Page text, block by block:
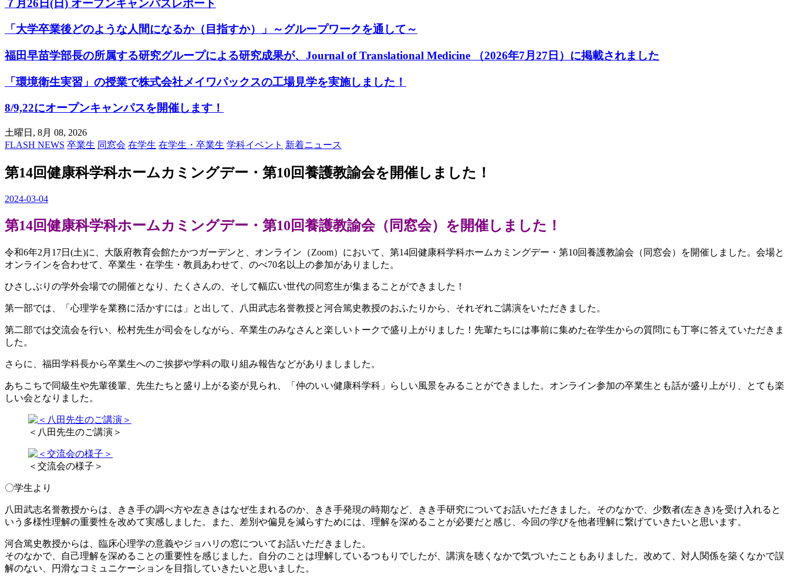
７月26日(日) オープンキャンパスレポート
「大学卒業後どのような人間になるか（目指すか）」～グループワークを通して～
福田早苗学部長の所属する研究グループによる研究成果が、Journal of Translational Medicine （2026年7月27日）に掲載されました
「環境衛生実習」の授業で株式会社メイワパックスの工場見学を実施しました！
8/9,22にオープンキャンパスを開催します！
土曜日, 8月 08, 2026
FLASH NEWS 卒業生 同窓会 在学生 在学生・卒業生 学科イベント 新着ニュース
第14回健康科学科ホームカミングデー・第10回養護教諭会を開催しました！
2024-03-04
第14回健康科学科ホームカミングデー・第10回養護教諭会（同窓会）を開催しました！
令和6年2月17日(土)に、大阪府教育会館たかつガーデンと、オンライン（Zoom）において、第14回健康科学科ホームカミングデー・第10回養護教諭会（同窓会）を開催しました。会場と
オンラインを合わせて、卒業生・在学生・教員あわせて、のべ70名以上の参加がありました。
ひさしぶりの学外会場での開催となり、たくさんの、そして幅広い世代の同窓生が集まることができました！
第一部では、「心理学を業務に活かすには」と出して、八田武志名誉教授と河合篤史教授のおふたりから、それぞれご講演をいただきました。
第二部では交流会を行い、松村先生が司会をしながら、卒業生のみなさんと楽しいトークで盛り上がりました！先輩たちには事前に集めた在学生からの質問にも丁寧に答えていただきま
した。
さらに、福田学科長から卒業生へのご挨拶や学科の取り組み報告などがありましました。
あちこちで同級生や先輩後輩、先生たちと盛り上がる姿が見られ、「仲のいい健康科学科」らしい風景をみることができました。オンライン参加の卒業生とも話が盛り上がり、とても楽
しい会となりました。
＜八田先生のご講演＞
＜交流会の様子＞
〇学生より
八田武志名誉教授からは、きき手の調べ方や左ききはなぜ生まれるのか、きき手発現の時期など、きき手研究についてお話いただきました。そのなかで、少数者(左きき)を受け入れると
いう多様性理解の重要性を改めて実感しました。また、差別や偏見を減らすためには、理解を深めることが必要だと感じ、今回の学びを他者理解に繋げていきたいと思います。
河合篤史教授からは、臨床心理学の意義やジョハリの窓についてお話いただきました。
そのなかで、自己理解を深めることの重要性を感じました。自分のことは理解しているつもりでしたが、講演を聴くなかで気づいたこともありました。改めて、対人関係を築くなかで誤
解のない、円滑なコミュニケーションを目指していきたいと思いました。